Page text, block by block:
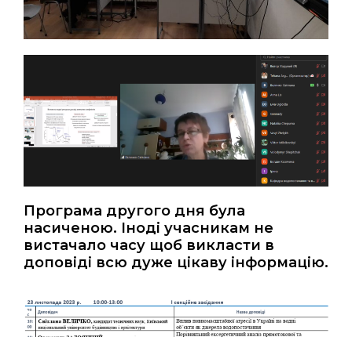
Програма другого дня була
насиченою. Іноді учасникам не
вистачало часу щоб викласти в
доповіді всю дуже цікаву інформацію.